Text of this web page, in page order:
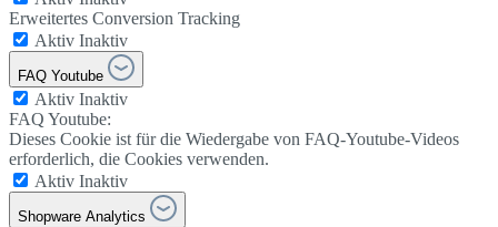
Erweitertes Conversion Tracking
Aktiv Inaktiv
FAQ Youtube
Aktiv Inaktiv
FAQ Youtube:
Dieses Cookie ist für die Wiedergabe von FAQ-Youtube-Videos
erforderlich, die Cookies verwenden.
Aktiv Inaktiv
Shopware Analytics